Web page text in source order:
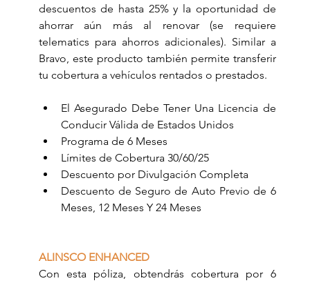
descuentos de hasta 25% y la oportunidad de
ahorrar aún más al renovar (se requiere
telematics para ahorros adicionales). Similar a
Bravo, este producto también permite transferir
tu cobertura a vehículos rentados o prestados.
El Asegurado Debe Tener Una Licencia de
Conducir Válida de Estados Unidos
Programa de 6 Meses
Límites de Cobertura 30/60/25
Descuento por Divulgación Completa
Descuento de Seguro de Auto Previo de 6
Meses, 12 Meses Y 24 Meses
ALINSCO ENHANCED
Con esta póliza, obtendrás cobertura por 6